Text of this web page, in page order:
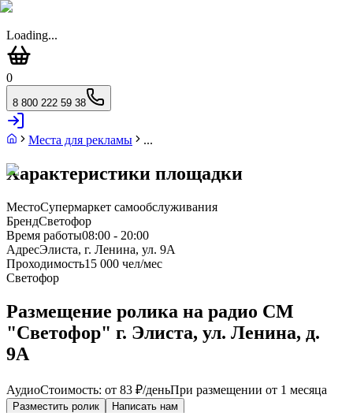
Loading...
0
8 800 222 59 38
Места для рекламы ...
Характеристики площадки
МестоСупермаркет самообслуживания
БрендСветофор
Время работы08:00 - 20:00
АдресЭлиста, г. Ленина, ул. 9А
Проходимость15 000 чел/мес
Светофор
Размещение ролика на радио СМ
"Светофор" г. Элиста, ул. Ленина, д.
9А
АудиоСтоимость: от 83 ₽/деньПри размещении от 1 месяца
Разместить ролик Написать нам